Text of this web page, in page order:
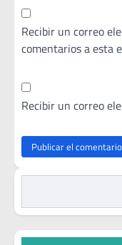
Recibir un correo
comentarios a esta
Recibir un correo